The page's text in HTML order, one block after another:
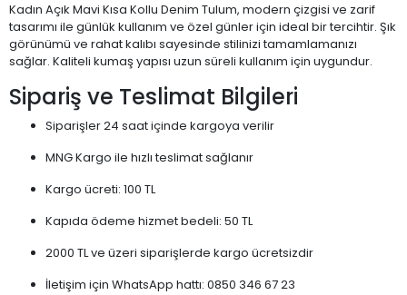
Kadın Açık Mavi Kısa Kollu Denim Tulum, modern çizgisi ve zarif
tasarımı ile günlük kullanım ve özel günler için ideal bir tercihtir. Şık
görünümü ve rahat kalıbı sayesinde stilinizi tamamlamanızı
sağlar. Kaliteli kumaş yapısı uzun süreli kullanım için uygundur.
Sipariş ve Teslimat Bilgileri
Siparişler 24 saat içinde kargoya verilir
MNG Kargo ile hızlı teslimat sağlanır
Kargo ücreti: 100 TL
Kapıda ödeme hizmet bedeli: 50 TL
2000 TL ve üzeri siparişlerde kargo ücretsizdir
İletişim için WhatsApp hattı: 0850 346 67 23